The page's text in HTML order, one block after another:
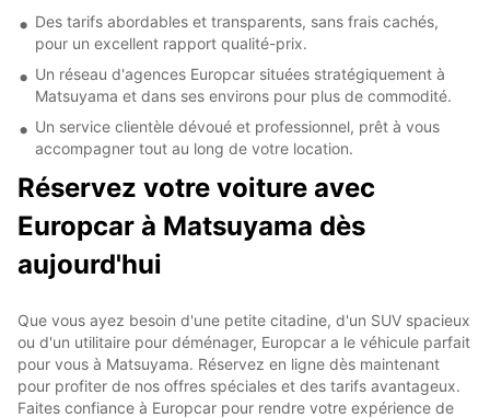
Des tarifs abordables et transparents, sans frais cachés,
pour un excellent rapport qualité-prix.
Un réseau d'agences Europcar situées stratégiquement à
Matsuyama et dans ses environs pour plus de commodité.
Un service clientèle dévoué et professionnel, prêt à vous
accompagner tout au long de votre location.
Réservez votre voiture avec
Europcar à Matsuyama dès
aujourd'hui
Que vous ayez besoin d'une petite citadine, d'un SUV spacieux
ou d'un utilitaire pour déménager, Europcar a le véhicule parfait
pour vous à Matsuyama. Réservez en ligne dès maintenant
pour profiter de nos offres spéciales et des tarifs avantageux.
Faites confiance à Europcar pour rendre votre expérience de